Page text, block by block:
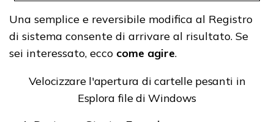
Una semplice e reversibile modifica al Registro
di sistema consente di arrivare al risultato. Se
sei interessato, ecco come agire.
Velocizzare l'apertura di cartelle pesanti in
Esplora file di Windows